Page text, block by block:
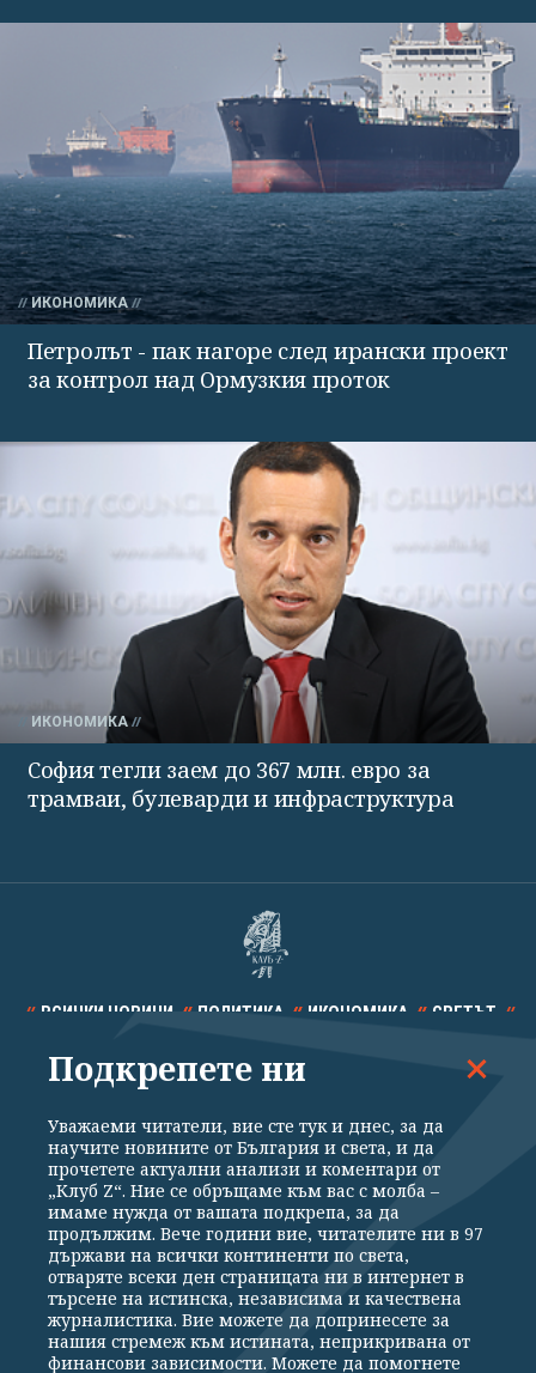
ИКОНОМИКА
Петролът - пак нагоре след ирански проект
за контрол над Ормузкия проток
ИКОНОМИКА
София тегли заем до 367 млн. евро за
трамваи, булеварди и инфраструктура
ВСИЧКИ НОВИНИ ПОЛИТИКА ИКОНОМИКА СВЕТЪТ
СПОРТ КУЛТУРА ТЕХНОЛОГИИ КАЛЕЙДОСКОП
Общи условия
Политика за поверителност
Реклама
Партньори Контакти
За Клуб Z
Екип
Подкрепете ни
Подкрепете ни
Уважаеми читатели, вие сте тук и днес, за да
научите новините от България и света, и да
прочетете актуални анализи и коментари от
„Клуб Z“. Ние се обръщаме към вас с молба –
имаме нужда от вашата подкрепа, за да
продължим. Вече години вие, читателите ни в 97
държави на всички континенти по света,
отваряте всеки ден страницата ни в интернет в
търсене на истинска, независима и качествена
журналистика. Вие можете да допринесете за
нашия стремеж към истината, неприкривана от
финансови зависимости. Можете да помогнете